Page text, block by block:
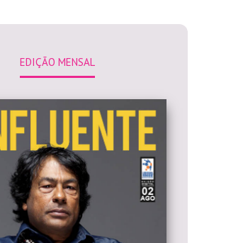
EDIÇÃO MENSAL